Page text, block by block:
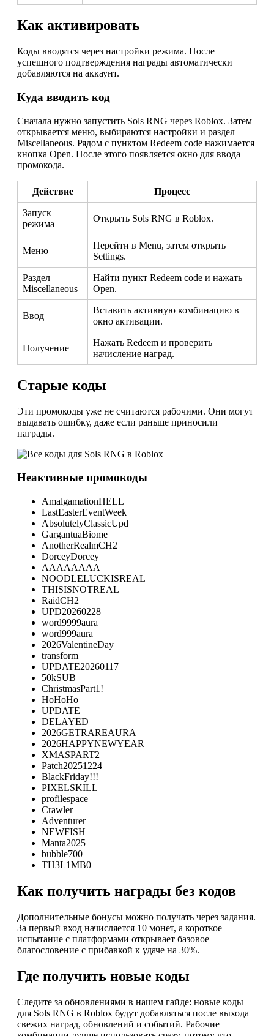
Как активировать
Коды вводятся через настройки режима. После
успешного подтверждения награды автоматически
добавляются на аккаунт.
Куда вводить код
Сначала нужно запустить Sols RNG через Roblox. Затем
открывается меню, выбираются настройки и раздел
Miscellaneous. Рядом с пунктом Redeem code нажимается
кнопка Open. После этого появляется окно для ввода
промокода.
Действие Процесс
Запуск
режима
Открыть Sols RNG в Roblox.
Меню
Перейти в Menu, затем открыть
Settings.
Раздел
Miscellaneous
Найти пункт Redeem code и нажать
Open.
Ввод
Вставить активную комбинацию в
окно активации.
Получение
Нажать Redeem и проверить
начисление наград.
Старые коды
Эти промокоды уже не считаются рабочими. Они могут
выдавать ошибку, даже если раньше приносили
награды.
Неактивные промокоды
AmalgamationHELL
LastEasterEventWeek
AbsolutelyClassicUpd
GargantuaBiome
AnotherRealmCH2
DorceyDorcey
AAAAAAAA
NOODLELUCKISREAL
THISISNOTREAL
RaidCH2
UPD20260228
word9999aura
word999aura
2026ValentineDay
transform
UPDATE20260117
50kSUB
ChristmasPart1!
HoHoHo
UPDATE
DELAYED
2026GETRAREAURA
2026HAPPYNEWYEAR
XMASPART2
Patch20251224
BlackFriday!!!
PIXELSKILL
profilespace
Crawler
Adventurer
NEWFISH
Manta2025
bubble700
TH3L1MB0
Как получить награды без кодов
Дополнительные бонусы можно получать через задания.
За первый вход начисляется 10 монет, а короткое
испытание с платформами открывает базовое
благословение с прибавкой к удаче на 30%.
Где получить новые коды
Следите за обновлениями в нашем гайде: новые коды
для Sols RNG в Roblox будут добавляться после выхода
свежих наград, обновлений и событий. Рабочие